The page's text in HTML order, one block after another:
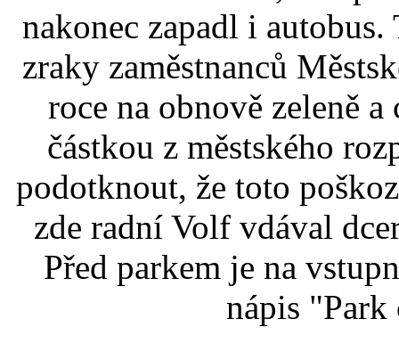
nakonec zapadl i
zraky zaměstnanců
roce na obnově zeleně
částkou z městského
podotknout, že toto
zde radní Volf vdával
Před parkem je na
nápis "Park